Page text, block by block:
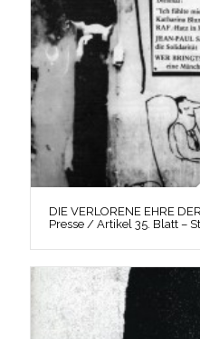
DIE VERLORENE EHRE
Presse / Artikel 35. Blatt –